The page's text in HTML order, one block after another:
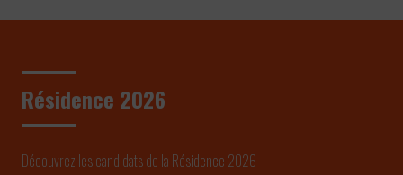
Résidence 2026
Découvrez les candidats de la Résidence 2026